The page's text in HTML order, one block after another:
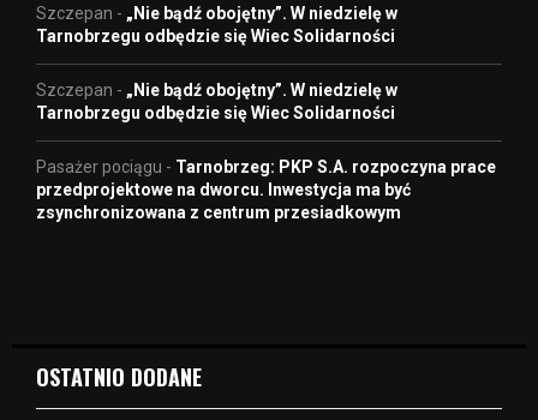
Szczepan - „Nie bądź obojętny”. W niedzielę w
Tarnobrzegu odbędzie się Wiec Solidarności
Szczepan - „Nie bądź obojętny”. W niedzielę w
Tarnobrzegu odbędzie się Wiec Solidarności
Pasażer pociągu - Tarnobrzeg: PKP S.A. rozpoczyna prace
przedprojektowe na dworcu. Inwestycja ma być
zsynchronizowana z centrum przesiadkowym
OSTATNIO DODANE